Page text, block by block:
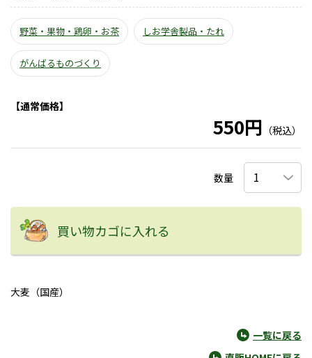
野菜・果物・鶏卵・お茶 しお学舎製品・たれ
がんばるものづくり
【通常価格】
550円 （税込）
数量
買い物カゴに入れる
大麦（国産）
一覧に戻る